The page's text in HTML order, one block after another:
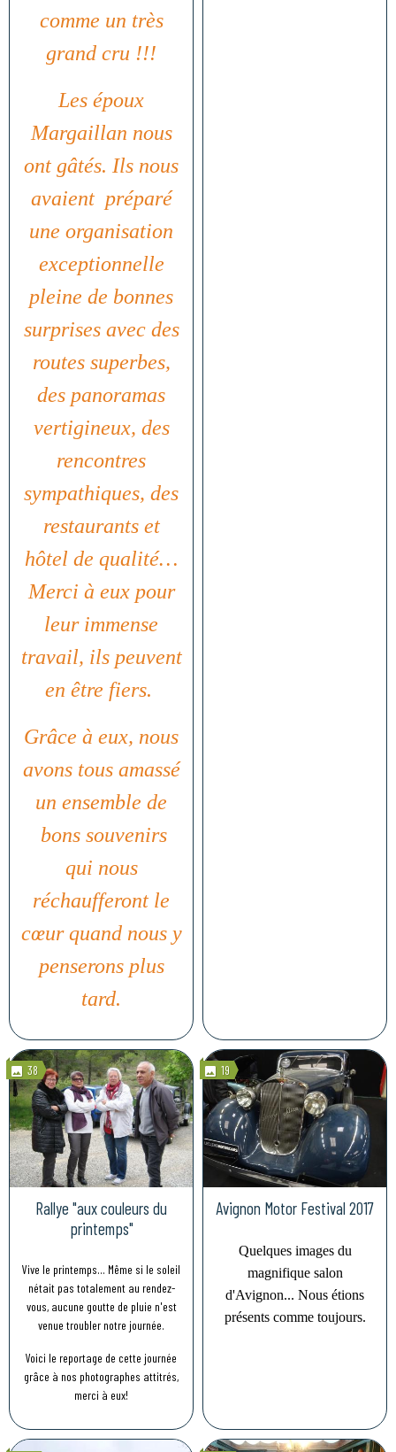
comme un très
grand cru !!!
Les époux
Margaillan nous
ont gâtés. Ils nous
avaient préparé
une organisation
exceptionnelle
pleine de bonnes
surprises avec des
routes superbes,
des panoramas
vertigineux, des
rencontres
sympathiques, des
restaurants et
hôtel de qualité…
Merci à eux pour
leur immense
travail, ils peuvent
en être fiers.
Grâce à eux, nous
avons tous amassé
un ensemble de
bons souvenirs
qui nous
réchaufferont le
cœur quand nous y
penserons plus
tard.
38
Rallye "aux couleurs du
printemps"
Vive le printemps... Même si le soleil
nétait pas totalement au rendez-
vous, aucune goutte de pluie n'est
venue troubler notre journée.
Voici le reportage de cette journée
grâce à nos photographes attitrés,
merci à eux!
19
Avignon Motor Festival 2017
Quelques images du
magnifique salon
d'Avignon... Nous étions
présents comme toujours.